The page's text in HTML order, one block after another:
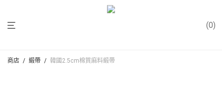
0
商店 / 緞帶 / 韓國2.5cm棉質麻料緞帶